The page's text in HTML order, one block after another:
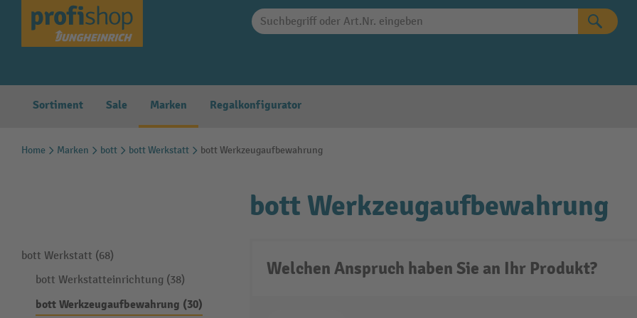
Zur Hauptnavigation springen
Sortiment Sale Marken Regalkonfigurator
Home Marken bott bott Werkstatt bott Werkzeugaufbewahrung
bott Werkstatt (68)
bott Werkstatteinrichtung (38)
bott Werkzeugaufbewahrung (30)
bott Werkzeugaufbewahrung
Welchen Anspruch haben Sie an Ihr Produkt?